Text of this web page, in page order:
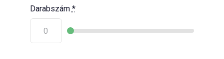
Darabszám *